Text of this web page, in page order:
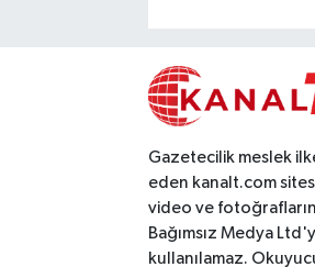
Gazetecilik meslek
eden kanalt.com
video ve fotoğrafların
Bağımsız Medya
kullanılamaz.